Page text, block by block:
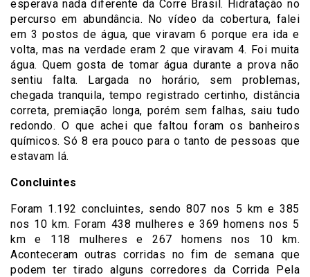
esperava nada diferente da Corre Brasil. Hidratação no
percurso em abundância. No vídeo da cobertura, falei
em 3 postos de água, que viravam 6 porque era ida e
volta, mas na verdade eram 2 que viravam 4. Foi muita
água. Quem gosta de tomar água durante a prova não
sentiu falta. Largada no horário, sem problemas,
chegada tranquila, tempo registrado certinho, distância
correta, premiação longa, porém sem falhas, saiu tudo
redondo. O que achei que faltou foram os banheiros
químicos. Só 8 era pouco para o tanto de pessoas que
estavam lá.
Concluintes
Foram 1.192 concluintes, sendo 807 nos 5 km e 385
nos 10 km. Foram 438 mulheres e 369 homens nos 5
km e 118 mulheres e 267 homens nos 10 km.
Aconteceram outras corridas no fim de semana que
podem ter tirado alguns corredores da Corrida Pela